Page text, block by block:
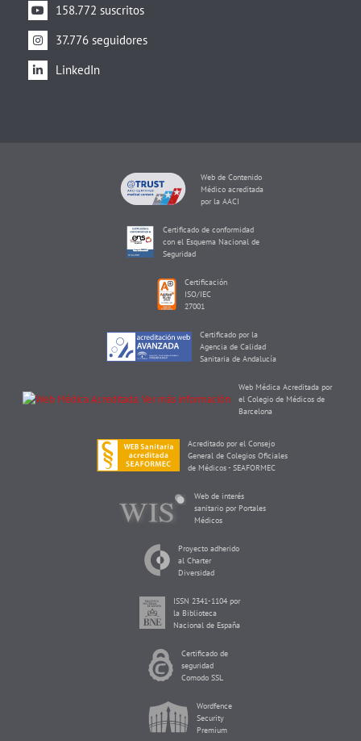
158.772 suscritos
37.776 seguidores
LinkedIn
Web de Contenido
Médico acreditada
por la AACI
Certificado de conformidad
con el Esquema Nacional de
Seguridad
Certificación
ISO/IEC
27001
Certificado por la
Agencia de Calidad
Sanitaria de Andalucía
Web Médica Acreditada por
el Colegio de Médicos de
Barcelona
Acreditado por el Consejo
General de Colegios Oficiales
de Médicos - SEAFORMEC
Web de interés
sanitario por Portales
Médicos
Proyecto adherido
al Charter
Diversidad
ISSN 2341-1104 por
la Biblioteca
Nacional de España
Certificado de
seguridad
Comodo SSL
Wordfence
Security
Premium